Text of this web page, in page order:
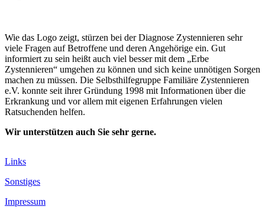
Wie das Logo zeigt, stürzen bei der Diagnose Zystennieren sehr
viele Fragen auf Betroffene und deren Angehörige ein. Gut
informiert zu sein heißt auch viel besser mit dem „Erbe
Zystennieren“ umgehen zu können und sich keine unnötigen Sorgen
machen zu müssen. Die Selbsthilfegruppe Familiäre Zystennieren
e.V. konnte seit ihrer Gründung 1998 mit Informationen über die
Erkrankung und vor allem mit eigenen Erfahrungen vielen
Ratsuchenden helfen.
Wir unterstützen auch Sie sehr gerne.
Links
Sonstiges
Impressum